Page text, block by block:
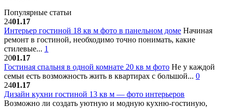
Популярные статьи
2401.17
Интерьер гостиной 18 кв м фото в панельном доме Начиная
ремонт в гостиной, необходимо точно понимать, какие
стилевые... 1
2001.17
Гостиная спальня в одной комнате 20 кв м фото Не у каждой
семьи есть возможность жить в квартирах с большой... 0
2401.17
Дизайн кухни гостиной 13 кв м — фото интерьеров
Возможно ли создать уютную и модную кухню-гостиную,